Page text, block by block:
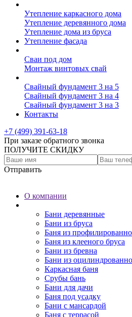
Утепление каркасного дома
Утепление деревянного дома
Утепление дома из бруса
Утепление фасада
Сваи под дом
Монтаж винтовых свай
Свайный фундамент 3 на 5
Свайный фундамент 3 на 4
Свайный фундамент 3 на 3
Контакты
+7 (499) 391-63-18
При заказе обратного звонка
ПОЛУЧИТЕ СКИДКУ
Отправить
О компании
Бани деревянные
Бани из бруса
Баня из
Баня из клееного бруса
Бани из бревна
Бани из
Каркасная баня
Срубы бань
Бани для дачи
Баня под усадку
Бани с мансардой
Баня с террасой